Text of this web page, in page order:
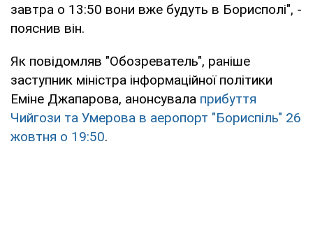
завтра о 13:50 вони вже будуть в Борисполі", -
пояснив він.
Як повідомляв "Обозреватель", раніше
заступник міністра інформаційної політики
Еміне Джапарова, анонсувала прибуття
Чийгози та Умерова в аеропорт "Бориспіль" 26
жовтня о 19:50.